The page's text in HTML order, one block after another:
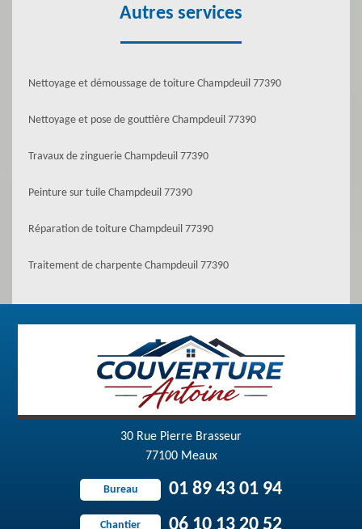
Autres services
Nettoyage et démoussage de toiture Champdeuil 77390
Nettoyage et pose de gouttière Champdeuil 77390
Travaux de zinguerie Champdeuil 77390
Peinture sur tuile Champdeuil 77390
Réparation de toiture Champdeuil 77390
Traitement de charpente Champdeuil 77390
30 Rue Pierre Brasseur
77100 Meaux
Bureau 01 89 43 01 94
Chantier 06 10 13 20 52